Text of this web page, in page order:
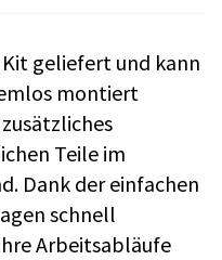
Kit geliefert und kann
montiert
Teile im
Dank der einfachen
schnell
Arbeitsabläufe